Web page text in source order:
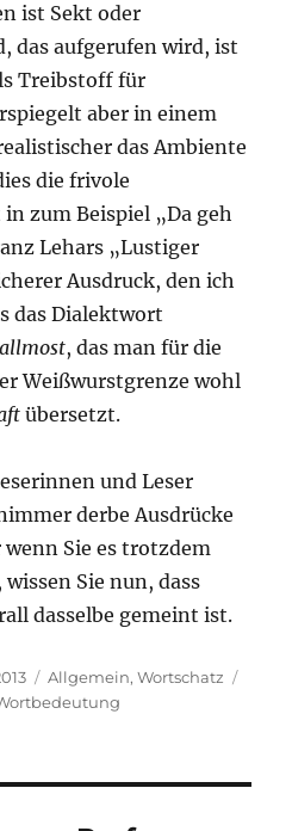
ist Sekt oder
das aufgerufen wird, ist
Treibstoff für
aber in einem
das Ambiente
die frivole
zum Beispiel „Da geh
Lehars „Lustiger
Ausdruck, den ich
das Dialektwort
, das man für die
Weißwurstgrenze wohl
übersetzt.
und Leser
derbe Ausdrücke
wenn Sie es trotzdem
Sie nun, dass
dasselbe gemeint ist.
Kategorien
Allgemein,Wortschatz